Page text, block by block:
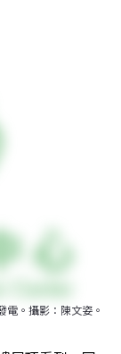
電。攝影：陳文姿。